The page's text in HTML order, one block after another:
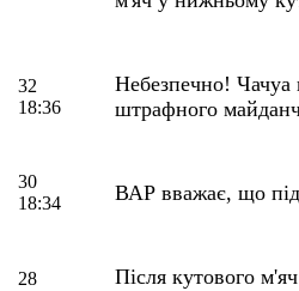
32
18:36
Небезпечно! Чачуа
штрафного
30
18:34
ВАР вважає, що
28
Після кутового